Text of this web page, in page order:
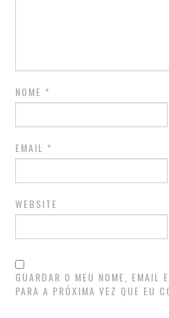
NOME *
EMAIL *
WEBSITE
GUARDAR O MEU NOME, EMAIL
PARA A PRÓXIMA VEZ QUE EU